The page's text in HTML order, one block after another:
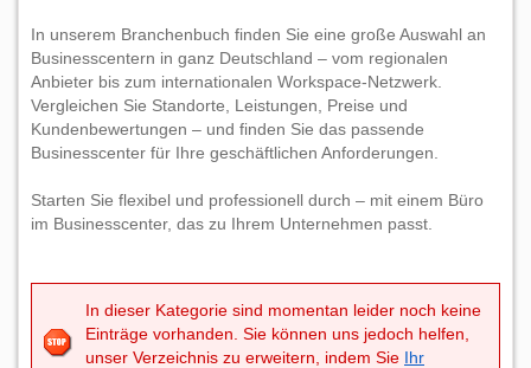
In unserem Branchenbuch finden Sie eine große Auswahl an
Businesscentern in ganz Deutschland – vom regionalen
Anbieter bis zum internationalen Workspace-Netzwerk.
Vergleichen Sie Standorte, Leistungen, Preise und
Kundenbewertungen – und finden Sie das passende
Businesscenter für Ihre geschäftlichen Anforderungen.
Starten Sie flexibel und professionell durch – mit einem Büro
im Businesscenter, das zu Ihrem Unternehmen passt.
In dieser Kategorie sind momentan leider noch keine
Einträge vorhanden. Sie können uns jedoch helfen,
unser Verzeichnis zu erweitern, indem Sie Ihr